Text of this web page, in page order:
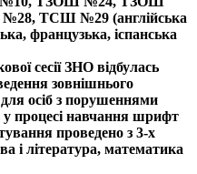
ТСШ №29 (англійська
французька, іспанська
сесії ЗНО відбулась
зовнішнього
осіб з порушеннями
у процесі навчання шрифт
проведено з 3-х
і література, математика